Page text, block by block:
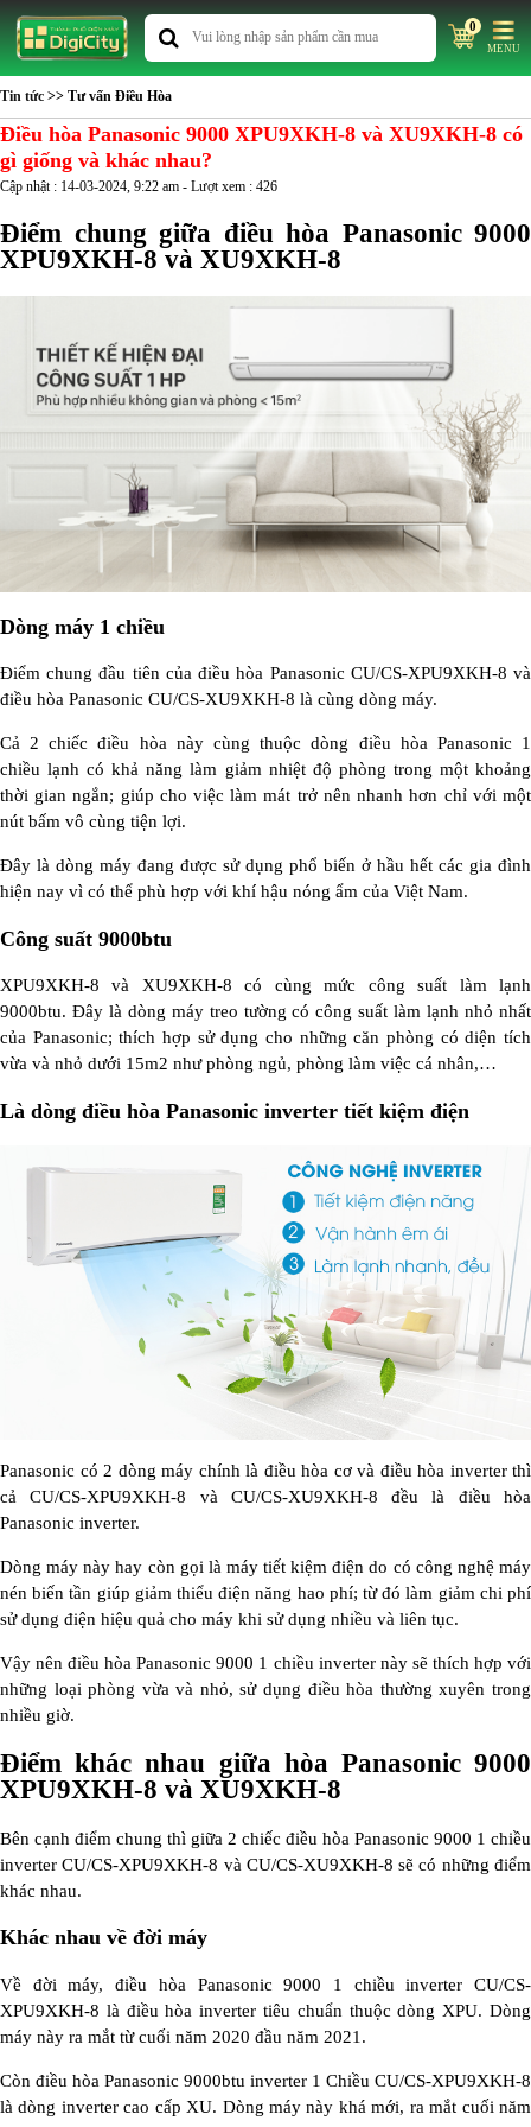
0
MENU
Tin tức >> Tư vấn Điều Hòa
Điều hòa Panasonic 9000 XPU9XKH-8 và XU9XKH-8 có
gì giống và khác nhau?
Cập nhật : 14-03-2024, 9:22 am - Lượt xem : 426
Điểm chung giữa điều hòa Panasonic 9000
XPU9XKH-8 và XU9XKH-8
Dòng máy 1 chiều
Điểm chung đầu tiên của điều hòa Panasonic CU/CS-XPU9XKH-8 và
điều hòa Panasonic CU/CS-XU9XKH-8 là cùng dòng máy.
Cả 2 chiếc điều hòa này cùng thuộc dòng điều hòa Panasonic 1
chiều lạnh có khả năng làm giảm nhiệt độ phòng trong một khoảng
thời gian ngắn; giúp cho việc làm mát trở nên nhanh hơn chỉ với một
nút bấm vô cùng tiện lợi.
Đây là dòng máy đang được sử dụng phổ biến ở hầu hết các gia đình
hiện nay vì có thể phù hợp với khí hậu nóng ẩm của Việt Nam.
Công suất 9000btu
XPU9XKH-8 và XU9XKH-8 có cùng mức công suất làm lạnh
9000btu. Đây là dòng máy treo tường có công suất làm lạnh nhỏ nhất
của Panasonic; thích hợp sử dụng cho những căn phòng có diện tích
vừa và nhỏ dưới 15m2 như phòng ngủ, phòng làm việc cá nhân,…
Là dòng điều hòa Panasonic inverter tiết kiệm điện
Panasonic có 2 dòng máy chính là điều hòa cơ và điều hòa inverter thì
cả CU/CS-XPU9XKH-8 và CU/CS-XU9XKH-8 đều là điều hòa
Panasonic inverter.
Dòng máy này hay còn gọi là máy tiết kiệm điện do có công nghệ máy
nén biến tần giúp giảm thiểu điện năng hao phí; từ đó làm giảm chi phí
sử dụng điện hiệu quả cho máy khi sử dụng nhiều và liên tục.
Vậy nên điều hòa Panasonic 9000 1 chiều inverter này sẽ thích hợp với
những loại phòng vừa và nhỏ, sử dụng điều hòa thường xuyên trong
nhiều giờ.
Điểm khác nhau giữa hòa Panasonic 9000
XPU9XKH-8 và XU9XKH-8
Bên cạnh điểm chung thì giữa 2 chiếc điều hòa Panasonic 9000 1 chiều
inverter CU/CS-XPU9XKH-8 và CU/CS-XU9XKH-8 sẽ có những điểm
khác nhau.
Khác nhau về đời máy
Về đời máy, điều hòa Panasonic 9000 1 chiều inverter CU/CS-
XPU9XKH-8 là điều hòa inverter tiêu chuẩn thuộc dòng XPU. Dòng
máy này ra mắt từ cuối năm 2020 đầu năm 2021.
Còn điều hòa Panasonic 9000btu inverter 1 Chiều CU/CS-XPU9XKH-8
là dòng inverter cao cấp XU. Dòng máy này khá mới, ra mắt cuối năm